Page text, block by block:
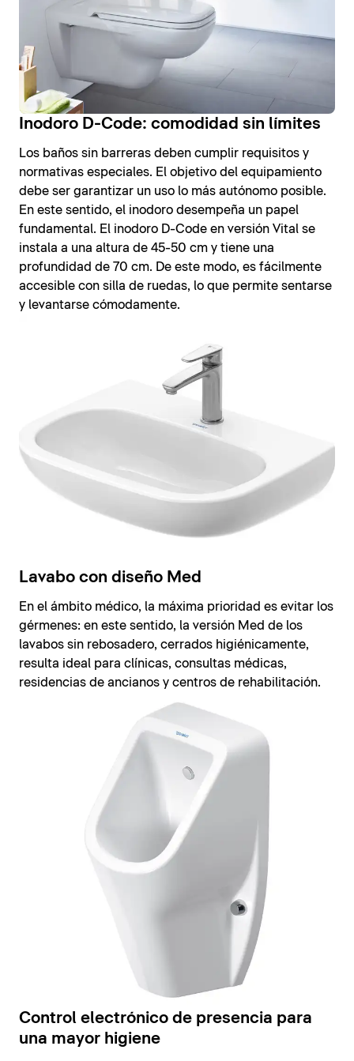
Inodoro D-Code: comodidad sin límites
Los baños sin barreras deben cumplir requisitos y
normativas especiales. El objetivo del equipamiento
debe ser garantizar un uso lo más autónomo posible.
En este sentido, el inodoro desempeña un papel
fundamental. El inodoro D-Code en versión Vital se
instala a una altura de 45-50 cm y tiene una
profundidad de 70 cm. De este modo, es fácilmente
accesible con silla de ruedas, lo que permite sentarse
y levantarse cómodamente.
Lavabo con diseño Med
En el ámbito médico, la máxima prioridad es evitar los
gérmenes: en este sentido, la versión Med de los
lavabos sin rebosadero, cerrados higiénicamente,
resulta ideal para clínicas, consultas médicas,
residencias de ancianos y centros de rehabilitación.
Control electrónico de presencia para
una mayor higiene